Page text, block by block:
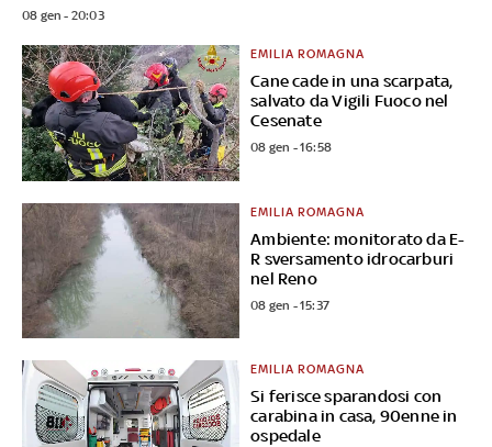
08 gen - 20:03
Cane cade in una scarpata,
salvato da Vigili Fuoco nel
Cesenate
EMILIA ROMAGNA
08 gen - 16:58
Ambiente: monitorato da E-
R sversamento idrocarburi
nel Reno
EMILIA ROMAGNA
08 gen - 15:37
Si ferisce sparandosi con
carabina in casa, 90enne in
ospedale
EMILIA ROMAGNA